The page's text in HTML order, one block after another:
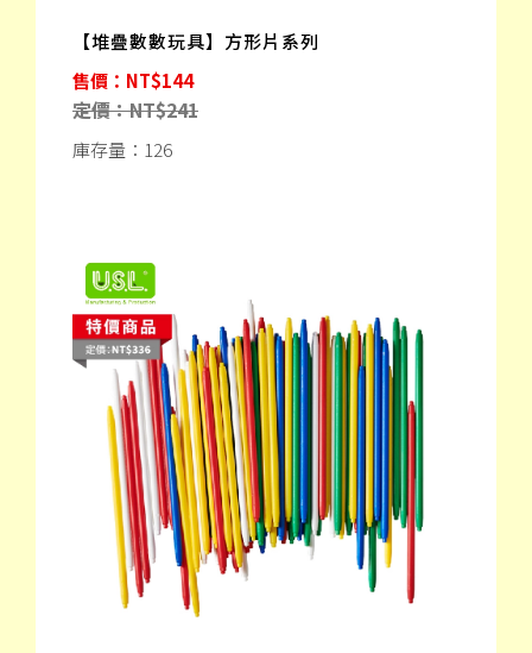
【堆疊數數玩具】方形片系列
定價：NT$241
售價：NT$144
庫存量：126